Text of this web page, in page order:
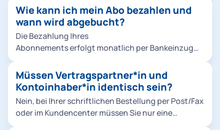
Ermäßigungsticket Studierende & alle Jobtickets
können keine anderen Abo-Nutzer*innen angelegt
werden. Hier müssen Sie mit Ihrem eigenen M-
Login Account bestellen. Im M-Login unter
unter 16 Jahren für das 365-Euro-Ticket MVV und
die Schulwegkostenfreiheit ein Foto von Ihrem
hochladen.
anlegen.
Wie kann ich mein Abo bezahlen und
wann wird abgebucht?
Die Bezahlung Ihres
Abonnements erfolgt monatlich per Bankeinzug
erfolgen stets für den aktuellen Monat zum
Monatsersten.
Müssen Vertragspartner*in und
Kontoinhaber*in identisch sein?
Nein, bei Ihrer schriftlichen Bestellung per Post/Fax
oder im Kundencenter müssen Sie nur eine